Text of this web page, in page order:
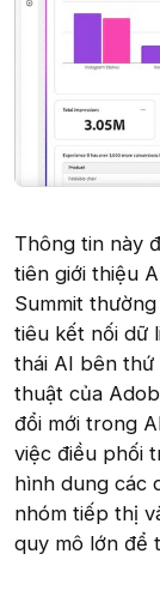
Thông tin này
tiên giới thiệu
Summit
tiêu kết nối dữ
thái AI bên thứ
thuật của
đổi mới trong
việc điều phối
hình dung các
nhóm tiếp thị
quy mô lớn để